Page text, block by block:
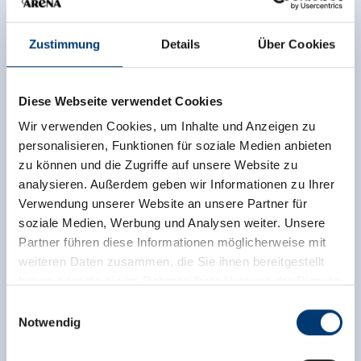
Zustimmung Details Über Cookies
Diese Webseite verwendet Cookies
Wir verwenden Cookies, um Inhalte und Anzeigen zu
personalisieren, Funktionen für soziale Medien anbieten
zu können und die Zugriffe auf unsere Website zu
analysieren. Außerdem geben wir Informationen zu Ihrer
Verwendung unserer Website an unsere Partner für
soziale Medien, Werbung und Analysen weiter. Unsere
Partner führen diese Informationen möglicherweise mit
weiteren Daten zusammen, die Sie ihnen bereitgestellt
Notwendig
ANGELN IN GERLOS
Die angenehm wohltuende Stille und Ruhe in
Verbindung mit dertraumhaften Naturlandschaftder
Berge ist es, was dasAngelnzu einem ganz
besonderen Erlebnis werden lässt. Fischerkarten sind
im Hotel Platzer und im Restaurant Seestüberl in
Gerlos erhältlich.